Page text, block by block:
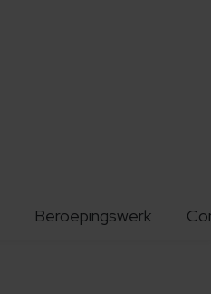
Beroepingswerk